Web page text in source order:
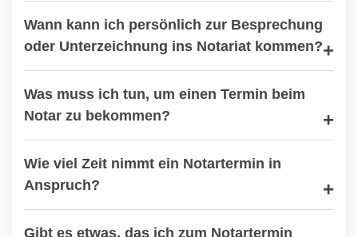
Wann kann ich persönlich zur Besprechung
oder Unterzeichnung ins Notariat kommen?
Was muss ich tun, um einen Termin beim
Notar zu bekommen?
Wie viel Zeit nimmt ein Notartermin in
Anspruch?
Gibt es etwas, das ich zum Notartermin